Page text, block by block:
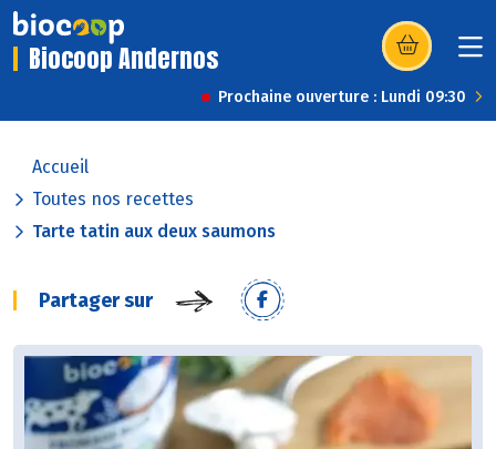
Biocoop Andernos (s’ouvre dans
Prochaine ouverture : Lundi 09:30
Accueil
Toutes nos recettes
Tarte tatin aux deux saumons
Partager sur